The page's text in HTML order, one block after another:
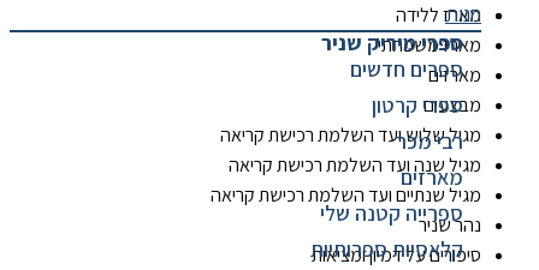
ללידה
משפחתי
שלוש ועד השלמת רכישת קריאה
שנה ועד השלמת רכישת קריאה
שנתיים ועד השלמת רכישת קריאה
שניר
על דמיון ומציאות
ספרי מיריק שניר
ספרים חדשים
ספרי קרטון
רבי מכר
מארזים
ספרייה קטנה שלי
קלאסיות ספרותיות